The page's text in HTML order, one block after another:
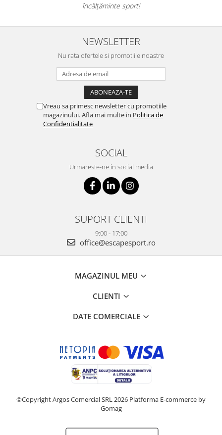
încălțăminte sport!
NEWSLETTER
Nu rata ofertele si promotiile noastre
Vreau sa primesc newsletter cu promotiile
magazinului. Afla mai multe in Politica de
Confidentialitate
SOCIAL
Urmareste-ne in social media
SUPORT CLIENTI
9:00 - 17:00
office@escapesport.ro
MAGAZINUL MEU
CLIENTI
DATE COMERCIALE
©Copyright Argos Comercial SRL 2026 Platforma E-commerce by
Gomag